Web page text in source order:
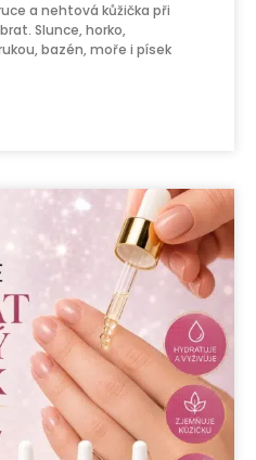
a nehtová kůžička při
Slunce, horko,
bazén, moře i písek